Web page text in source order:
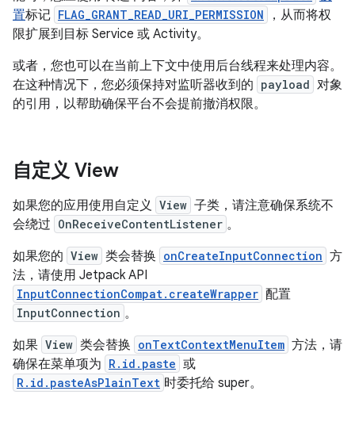
置标记 FLAG_GRANT_READ_URI_PERMISSION
，从而将权
限扩展到目标 Service 或 Activity。
或者，您也可以在当前上下文中使用后台线程来处理内容。
在这种情况下，您必须保持对监听器收到的 payload 对象
的引用，以帮助确保平台不会提前撤消权限。
自定义 View
如果您的应用使用自定义 View 子类，请注意确保系统不
会绕过 OnReceiveContentListener 。
如果您的 View 类会替换 onCreateInputConnection 方
法，请使用 Jetpack API
InputConnectionCompat.createWrapper 配置
InputConnection 。
如果 View 类会替换 onTextContextMenuItem 方法，请
确保在菜单项为 R.id.paste 或
R.id.pasteAsPlainText 时委托给 super。